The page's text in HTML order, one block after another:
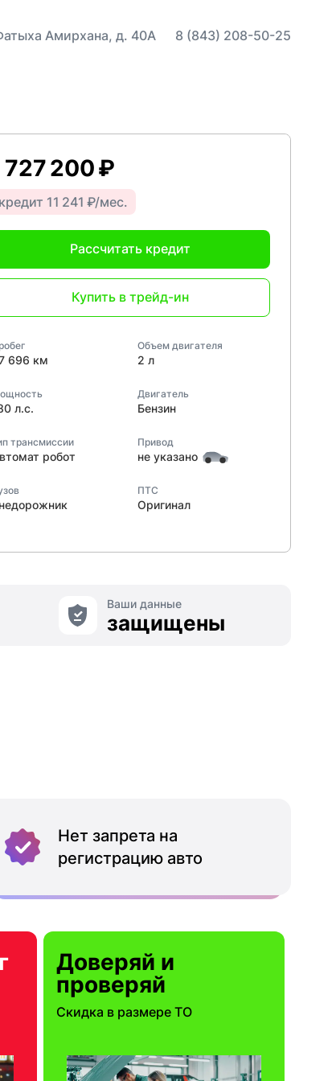
Амирхана, д. 40А 8 (843) 208-50-25
727 200 ₽
кредит 11 241 ₽/мес.
Рассчитать кредит
Купить в трейд-ин
696 км
Объем двигателя
2 л
л.с.
Двигатель
Бензин
трансмиссии
робот
Привод
не указано
ПТС
Оригинал
Ваши данные
защищены
Нет запрета на
регистрацию авто
Доверяй и
проверяй
Скидка в размере ТО